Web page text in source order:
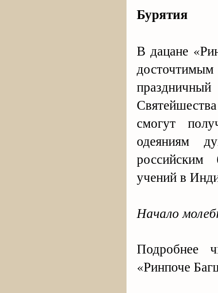
Бурятия
В дацане
смогут
одеяниям
российским
учений в
Начало
Подробнее
«Ринпоче